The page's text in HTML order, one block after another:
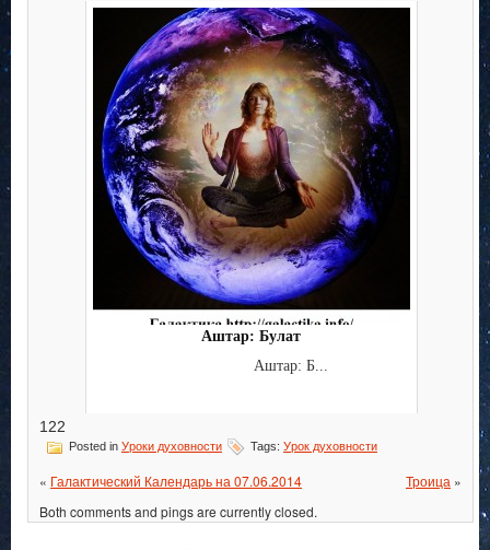
Аштар: Булат
Аштар: Б...
122
Posted in Уроки духовности Tags: Урок духовности
« Галактический Календарь на 07.06.2014 Троица »
Both comments and pings are currently closed.